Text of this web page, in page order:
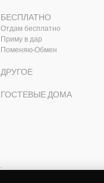
БЕСПЛАТНО
Отдам бесплатно
Приму в дар
Поменяю-Обмен
ДРУГОЕ
ГОСТЕВЫЕ ДОМА
.